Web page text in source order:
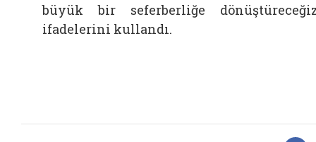
büyük bir seferberliğe
ifadelerini kullandı.